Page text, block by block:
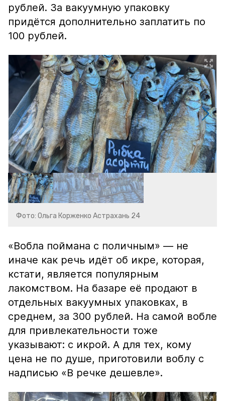
рублей. За вакуумную упаковку
придётся дополнительно заплатить по
100 рублей.
Фото: Ольга Корженко Астрахань 24
«Вобла поймана с поличным» — не
иначе как речь идёт об икре, которая,
кстати, является популярным
лакомством. На базаре её продают в
отдельных вакуумных упаковках, в
среднем, за 300 рублей. На самой вобле
для привлекательности тоже
указывают: с икрой. А для тех, кому
цена не по душе, приготовили воблу с
надписью «В речке дешевле».